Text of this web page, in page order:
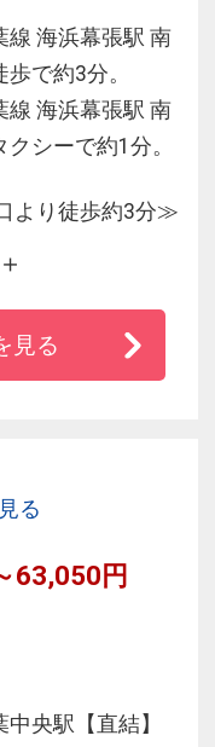
線 海浜幕張駅 南
歩で約3分。
線 海浜幕張駅 南
クシーで約1分。
より徒歩約3分≫
のある舞浜駅
々アクセス♪
いるレストラ
見る
る
63,050円
央駅【直結】